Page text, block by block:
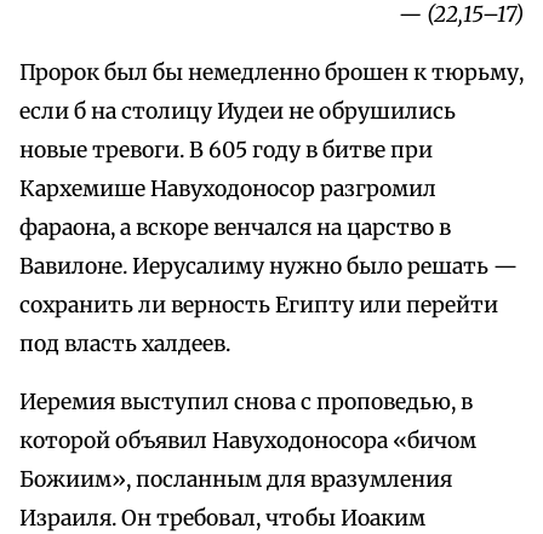
— (22,15–17)
Пророк был бы немедленно брошен к тюрьму,
если б на столицу Иудеи не обрушились
новые тревоги. В 605 году в битве при
Кархемише Навуходоносор разгромил
фараона, а вскоре венчался на царство в
Вавилоне. Иерусалиму нужно было решать —
сохранить ли верность Египту или перейти
под власть халдеев.
Иеремия выступил снова с проповедью, в
которой объявил Навуходоносора «бичом
Божиим», посланным для вразумления
Израиля. Он требовал, чтобы Иоаким